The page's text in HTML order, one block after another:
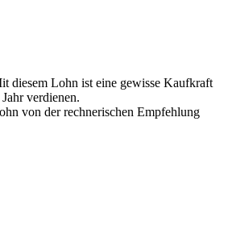
diesem Lohn ist eine gewisse Kaufkraft
verdienen.
von der rechnerischen Empfehlung